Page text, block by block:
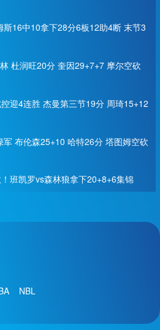
16中10拿下28分6板12助4断 末节3
杜润旺20分 奎因29+7+7 摩尔空砍
迎4连胜 杰曼第三节19分 周琦15+12
布伦森25+10 哈特26分 塔图姆空砍
班凯罗vs森林狼拿下20+8+6集锦
NBL